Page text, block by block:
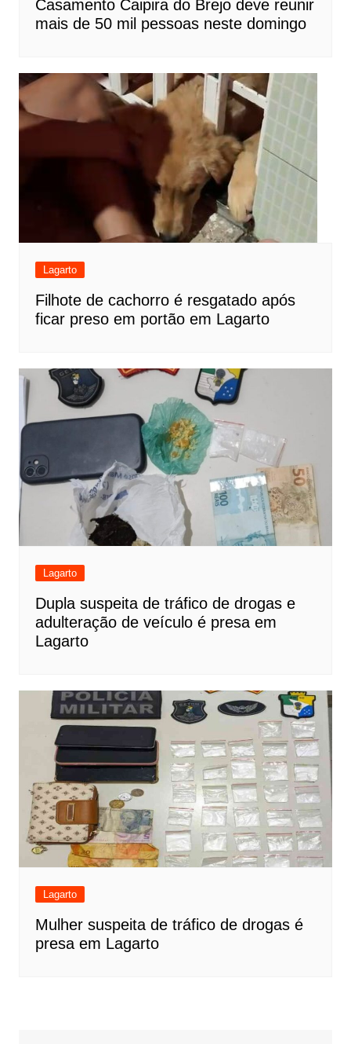
Casamento Caipira do Brejo deve reunir
mais de 50 mil pessoas neste domingo
Lagarto
Filhote de cachorro é resgatado após
ficar preso em portão em Lagarto
Lagarto
Dupla suspeita de tráfico de drogas e
adulteração de veículo é presa em
Lagarto
Lagarto
Mulher suspeita de tráfico de drogas é
presa em Lagarto